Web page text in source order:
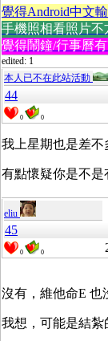
覺得Android中文
手機照相看照片不
覺得鬧鐘/行事曆
edited: 1
本人已不在此站活動
44
0 0
我上星期也是差不
有點懷疑你是不是
eliu
45
0 0
沒有，維他命E 也
我想，可能是結紮